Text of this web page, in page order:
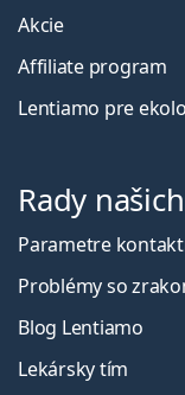
Akcie
Affiliate program
Lentiamo pre
Rady
Parametre
Problémy so
Blog Lentiamo
Lekársky tím